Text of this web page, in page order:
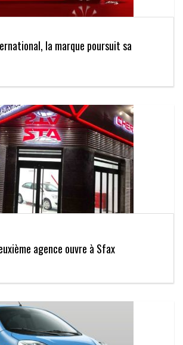
la marque poursuit sa
agence ouvre à Sfax